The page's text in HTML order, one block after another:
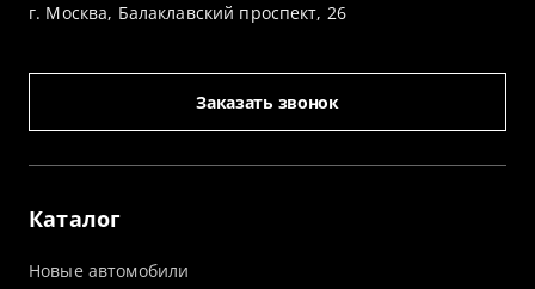
Каталог
Новые автомобили
г. Москва, Балаклавский проспект, 26
Заказать звонок